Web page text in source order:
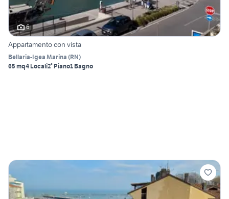
6
Appartamento con vista
Bellaria-Igea Marina (RN)
65 mq4 Locali2° Piano1 Bagno